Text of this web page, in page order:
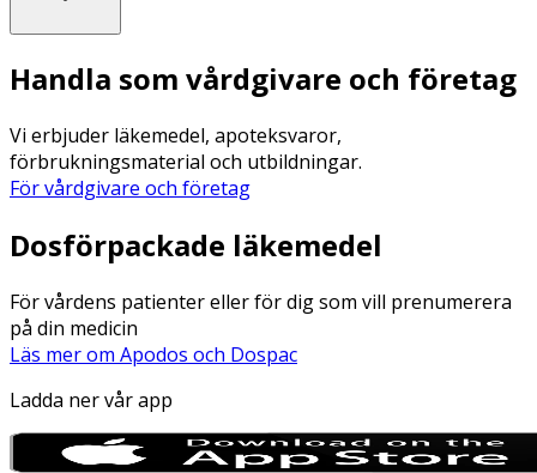
Handla som vårdgivare och företag
Vi erbjuder läkemedel, apoteksvaror,
förbrukningsmaterial och utbildningar.
För vårdgivare och företag
Dosförpackade läkemedel
För vårdens patienter eller för dig som vill prenumerera
på din medicin
Läs mer om Apodos och Dospac
Ladda ner vår app